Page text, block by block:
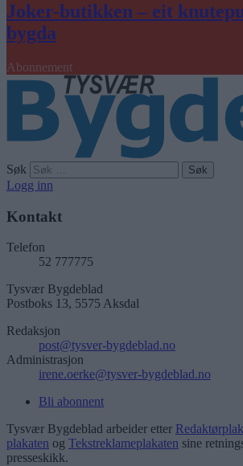
Joker-butikken – eit
bygda
Abonnement
Søk
Logg inn
Kontakt
Telefon
52 777775
Tysvær Bygdeblad
Postboks 13, 5575 Aksdal
Redaksjon
post@tysver-bygdeblad.no
Administrasjon
irene.oerke@tysver-bygdeblad.no
Bli abonnent
Tysvær Bygdeblad arbeider etter
plakaten og Tekstreklameplakaten sine
presseskikk.